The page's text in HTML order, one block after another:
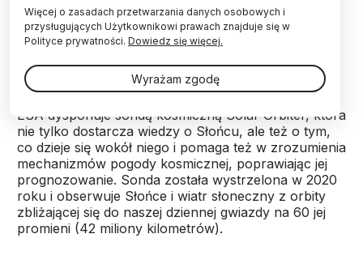
Słońce to najpotężniejszy akcelerator cząstek w
Układzie Słonecznym. Potrafi rozpędzać elektrony
do prędkości bliskich prędkości światła i wyrzucać je
w przestrzeń kosmiczną dookoła siebie.
ESA dysponuje sondą kosmiczną Solar Orbiter, która
nie tylko dostarcza wiedzy o Słońcu, ale też o tym,
co dzieje się wokół niego i pomaga też w zrozumienia
mechanizmów pogody kosmicznej, poprawiając jej
prognozowanie. Sonda została wystrzelona w 2020
roku i obserwuje Słońce i wiatr słoneczny z orbity
zbliżającej się do naszej dziennej gwiazdy na 60 jej
promieni (42 miliony kilometrów).
Więcej o zasadach przetwarzania danych osobowych i
przysługujących Użytkownikowi prawach znajduje się w
Polityce prywatności. Dowiedz się więcej.
Wyrażam zgodę